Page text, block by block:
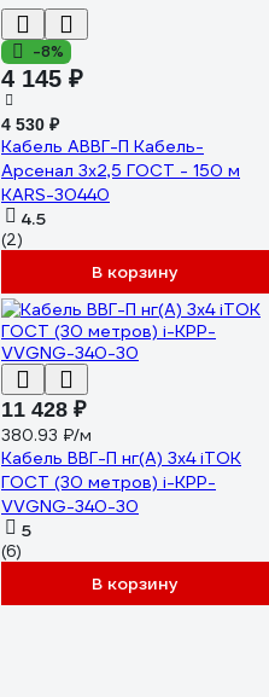
-8%
4 145 ₽
4 530 ₽
Кабель АВВГ-П Кабель-
Арсенал 3x2,5 ГОСТ - 150 м
KARS-30440
4.5
(2)
В корзину
11 428 ₽
380.93 ₽/м
Кабель ВВГ-П нг(А) 3x4 iTOK
ГОСТ (30 метров) i-KPP-
VVGNG-340-30
5
(6)
В корзину